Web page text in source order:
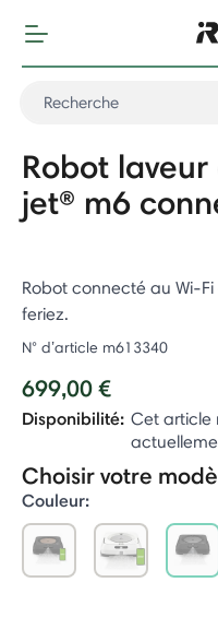
Robot
jet® m6
Robot connecté au Wi-
feriez.
N° d’article m613340
699,00 €
Disponibilité: Cet article
Choisir votre
Couleur: